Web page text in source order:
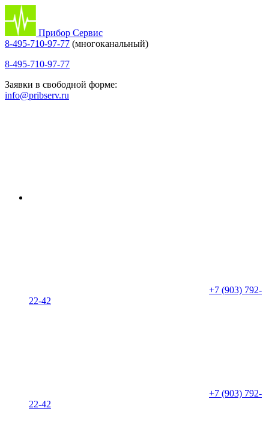
Прибор Сервис
8-495-710-97-77 (многоканальный)
8-495-710-97-77
Заявки в свободной форме:
info@pribserv.ru
+7 (903) 792-
22-42
+7 (903) 792-
22-42